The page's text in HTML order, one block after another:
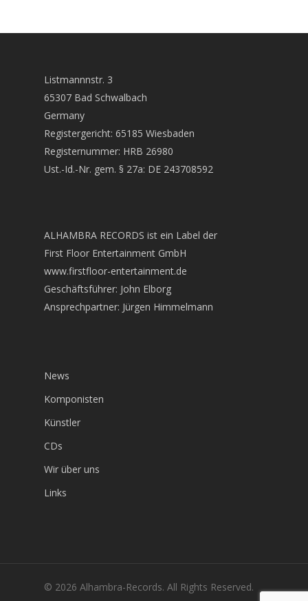
Listmannnstr. 3
65307 Bad Schwalbach
Germany
Registergericht: 65185 Wiesbaden
Registernummer: HRB 26980
Ust.-Id.-Nr. gem. § 27a: DE 243708592
ALHAMBRA RECORDS ist ein Label der
First Floor Entertainment GmbH
www.firstfloor-entertainment.de
Geschäftsführer: John Elborg
Ansprechpartner: Jürgen Himmelmann
News
Komponisten
Künstler
CDs
Wir über uns
Links
© 2026 Alhambra-Records. All Rights Reserved.
Wir über uns
Links
Datenschutz
Kontakt